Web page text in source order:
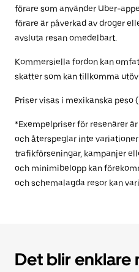
förare som använder Uber-
förare är påverkad av droger
avsluta resan omedelbart.
Kommersiella fordon kan
skatter som kan tillkomma
Priser visas i mexikanska peso
*Exempelpriser för resenärer
och återspeglar inte
trafikförseningar, kampanjer
och minimibelopp kan
och schemalagda resor kan
Det blir enklare